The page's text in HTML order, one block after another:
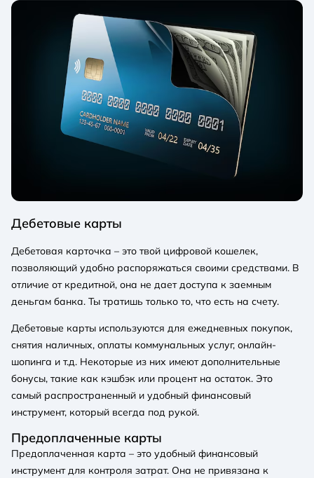
Дебетовые карты
Дебетовая карточка – это твой цифровой кошелек,
позволяющий удобно распоряжаться своими средствами. В
отличие от кредитной, она не дает доступа к заемным
деньгам банка. Ты тратишь только то, что есть на счету.
Дебетовые карты используются для ежедневных покупок,
снятия наличных, оплаты коммунальных услуг, онлайн-
шопинга и т.д. Некоторые из них имеют дополнительные
бонусы, такие как кэшбэк или процент на остаток. Это
самый распространенный и удобный финансовый
инструмент, который всегда под рукой.
Предоплаченные карты
Предоплаченная карта – это удобный финансовый
инструмент для контроля затрат. Она не привязана к